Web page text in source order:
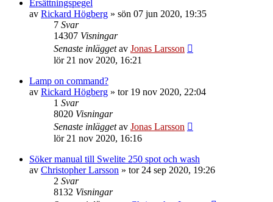
Ersättningspegel
av Rickard Högberg » sön 07 jun 2020, 19:35
7 Svar
14307 Visningar
Senaste inläggetav Jonas Larsson
lör 21 nov 2020, 16:21
Lamp on command?
av Rickard Högberg » tor 19 nov 2020, 22:04
1 Svar
8020 Visningar
Senaste inläggetav Jonas Larsson
lör 21 nov 2020, 16:16
Söker manual till Swelite 250 spot och wash
av Christopher Larsson » tor 24 sep 2020, 19:26
2 Svar
8132 Visningar